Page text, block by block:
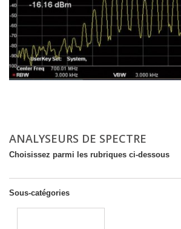
ANALYSEURS DE SPECTRE
Choisissez parmi les rubriques ci-dessous
Sous-catégories